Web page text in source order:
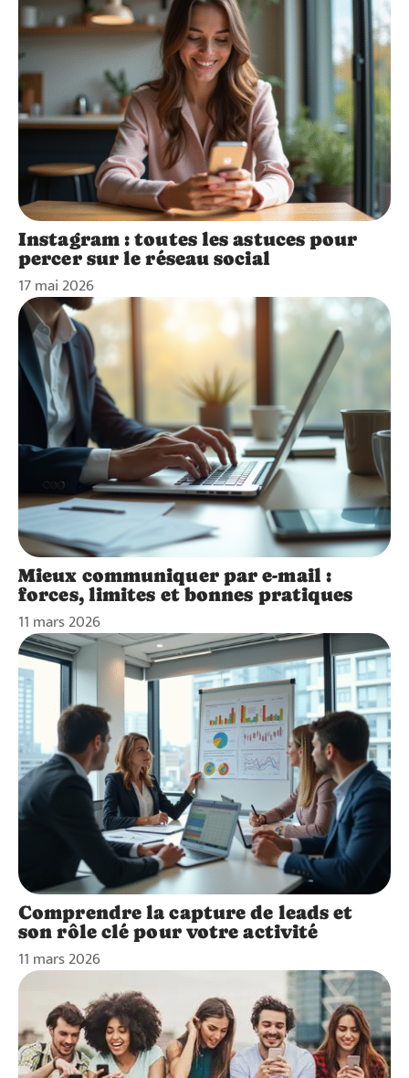
Instagram : toutes les astuces pour
percer sur le réseau social
17 mai 2026
Mieux communiquer par e-mail :
forces, limites et bonnes pratiques
11 mars 2026
Comprendre la capture de leads et
son rôle clé pour votre activité
11 mars 2026